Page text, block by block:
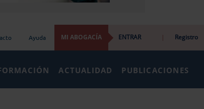
Ayuda MI ABOGACÍA ENTRAR | Registro
ACTUALIDAD PUBLICACIONES